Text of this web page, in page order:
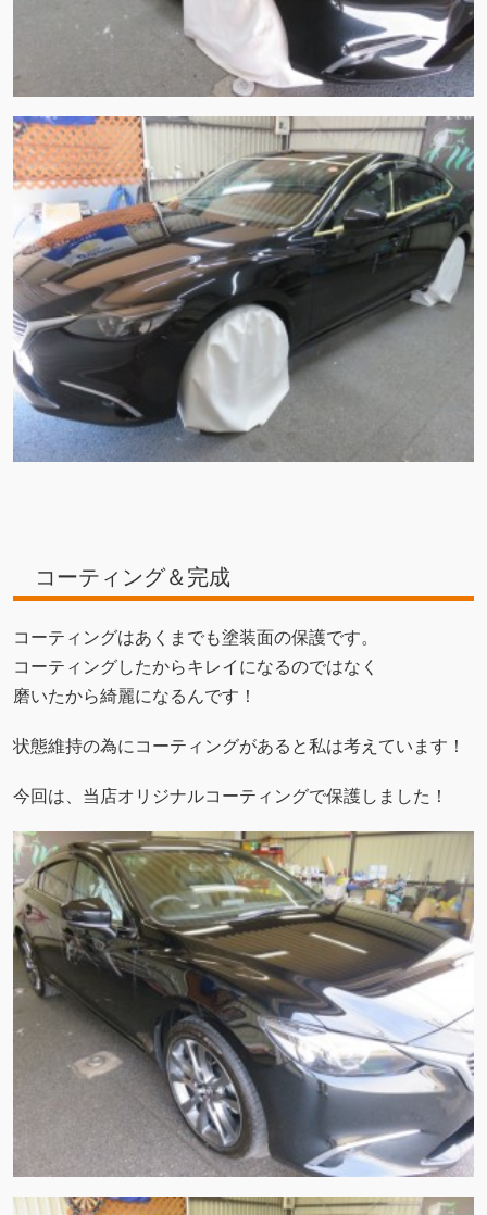
コーティング＆完成
コーティングはあくまでも塗装面の保護です。
コーティングしたからキレイになるのではなく
磨いたから綺麗になるんです！
状態維持の為にコーティングがあると私は考えています！
今回は、当店オリジナルコーティングで保護しました！